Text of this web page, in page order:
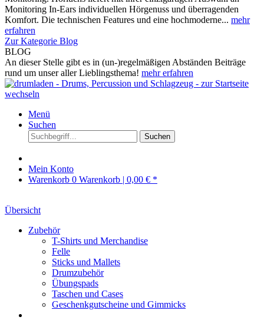
Monitoring In-Ears individuellen Hörgenuss und überragenden
Komfort. Die technischen Features und eine hochmoderne... mehr
erfahren
Zur Kategorie Blog
BLOG
An dieser Stelle gibt es in (un-)regelmäßigen Abständen Beiträge
rund um unser aller Lieblingsthema! mehr erfahren
Menü
Suchen
Suchen
Mein Konto
Warenkorb 0 Warenkorb | 0,00 € *
Übersicht
Zubehör
T-Shirts und Merchandise
Felle
Sticks und Mallets
Drumzubehör
Übungspads
Taschen und Cases
Geschenkgutscheine und Gimmicks